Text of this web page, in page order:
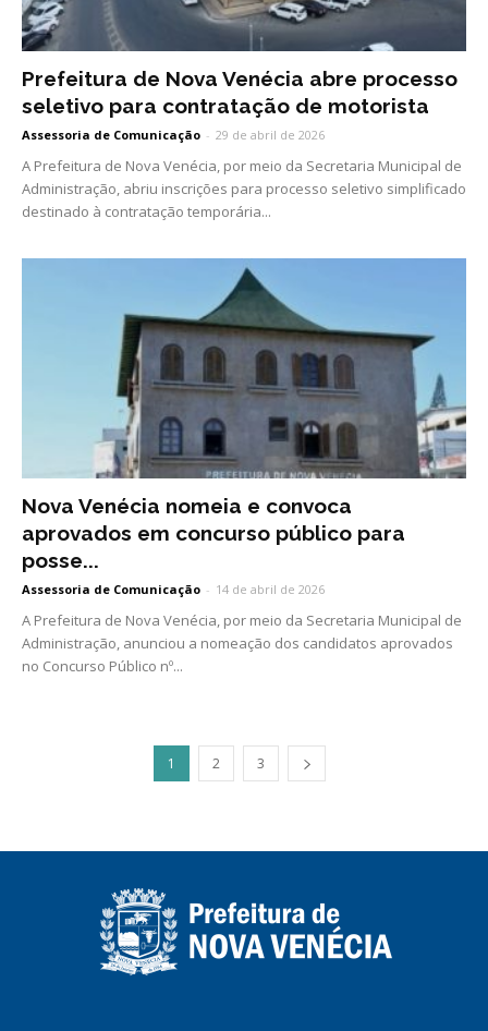
Prefeitura de Nova Venécia abre processo
seletivo para contratação de motorista
Assessoria de Comunicação - 29 de abril de 2026
A Prefeitura de Nova Venécia, por meio da Secretaria Municipal de
Administração, abriu inscrições para processo seletivo simplificado
destinado à contratação temporária...
Nova Venécia nomeia e convoca
aprovados em concurso público para
posse...
Assessoria de Comunicação - 14 de abril de 2026
A Prefeitura de Nova Venécia, por meio da Secretaria Municipal de
Administração, anunciou a nomeação dos candidatos aprovados
no Concurso Público nº...
1 2 3